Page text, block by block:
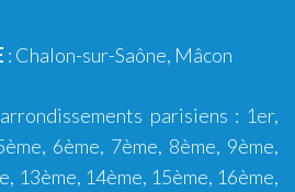
: Chalon-sur-Saône, Mâcon
parisiens : 1er,
, 6ème, 7ème, 8ème, 9ème,
, 13ème, 14ème, 15ème, 16ème,